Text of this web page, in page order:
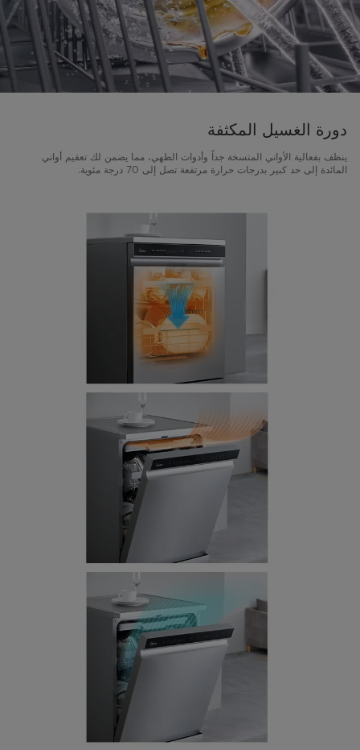
دورة الغسيل المكثفة
ينظف بفعالية الأواني المتسخة جداً وأدوات الطهي، مما يضمن لك تعقيم أواني
المائدة إلى حد كبير بدرجات حرارة مرتفعة تصل إلى 70 درجة مئوية.